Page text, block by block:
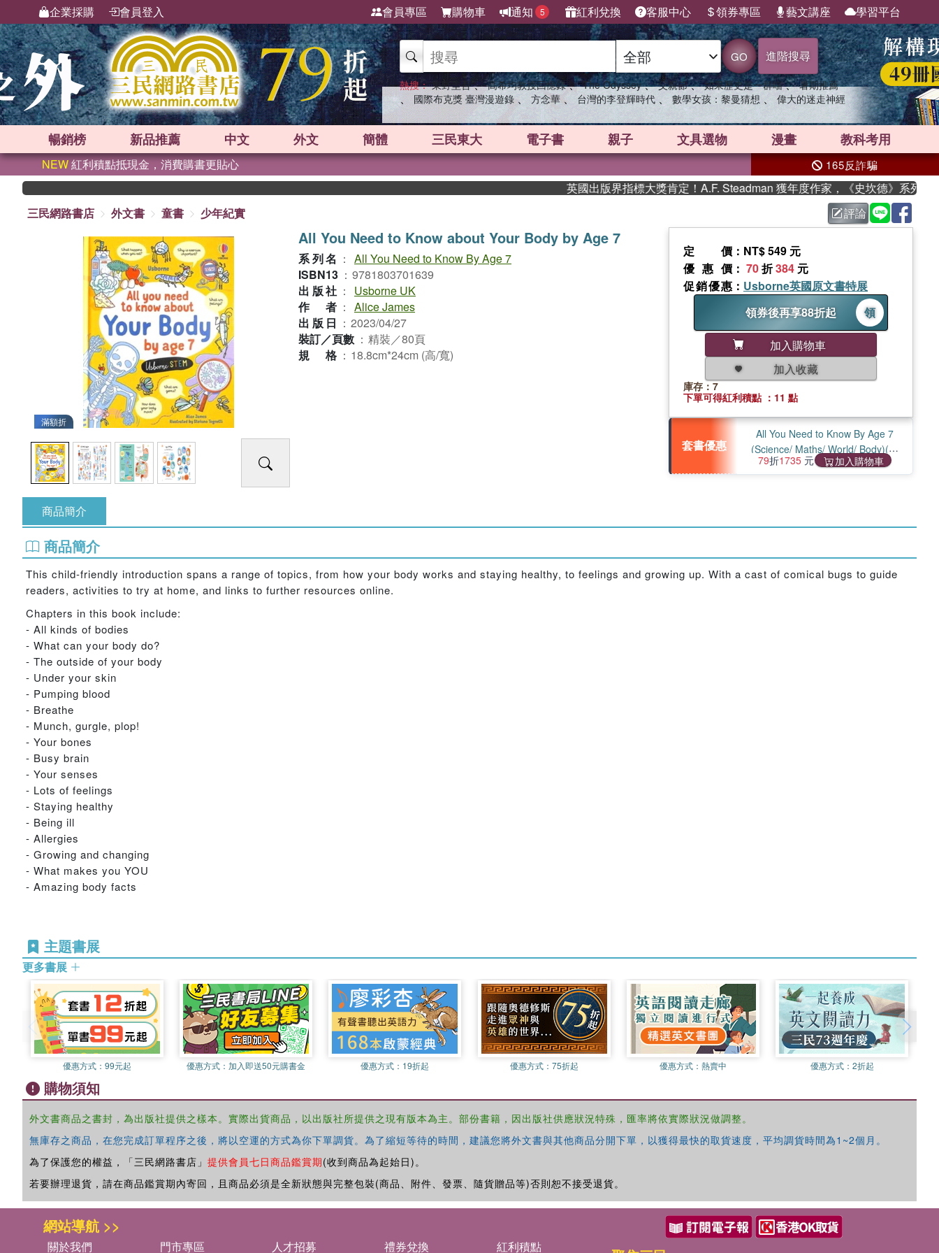
企業採購 會員登入 會員專區 購物車 通知 5 紅利兌換 客服中心 領券專區 藝文講座 學習平台
GO 進階搜尋
熱搜： 東野圭吾 、 高希均教授回憶錄 、 The Odyssey 、 父親節 、 如果歷史是一群喵 、 暑期推薦
、 國際布克獎 臺灣漫遊錄 、 方念華 、 台灣的李登輝時代 、 數學女孩：黎曼猜想 、 偉大的迷走神經
暢銷榜 新品推薦 中文 外文 簡體 三民東大 電子書 親子 文具選物 漫畫 教科考用
NEW紅利積點抵現金，消費購書更貼心 165反詐騙
英國出版界指標大獎肯定！A.F. Steadman 獲年度作家，《史坎德》系列帶你踏
三民網路書店
外文書 童書 少年紀實 評論
滿額折
All You Need to Know about Your Body by Age 7
系列名 ： All You Need to Know By Age 7
ISBN13 ： 9781803701639
出版社 ：
Usborne UK
作者 ： Alice James
出版日 ： 2023/04/27
裝訂／頁數 ： 精裝／80頁
規格 ： 18.8cm*24cm (高/寬)
定價 ：NT$ 549 元
優惠價 ： 70折384 元
促銷優惠 ： Usborne英國原文書特展
領券後再享88折起
領
加入購物車
加入收藏
庫存：7
下單可得紅利積點 ：11 點
套書優惠
All You Need to Know By Age 7
(Science/ Maths/ World/ Body)(共
4本)
79折1735 元 加入購物車
商品簡介
商品簡介
This child-friendly introduction spans a range of topics, from how your body works and staying healthy, to feelings and growing up. With a cast of comical bugs to guide
readers, activities to try at home, and links to further resources online.
Chapters in this book include:
- All kinds of bodies
- What can your body do?
- The outside of your body
- Under your skin
- Pumping blood
- Breathe
- Munch, gurgle, plop!
- Your bones
- Busy brain
- Your senses
- Lots of feelings
- Staying healthy
- Being ill
- Allergies
- Growing and changing
- What makes you YOU
- Amazing body facts
主題書展
更多書展
優惠方式： 99元起 優惠方式： 加入即送50元購書金 優惠方式： 19折起 優惠方式： 75折起 優惠方式： 熱賣中 優惠方式： 2折起
購物須知
外文書商品之書封，為出版社提供之樣本。實際出貨商品，以出版社所提供之現有版本為主。部份書籍，因出版社供應狀況特殊，匯率將依實際狀況做調整。
無庫存之商品，在您完成訂單程序之後，將以空運的方式為你下單調貨。為了縮短等待的時間，建議您將外文書與其他商品分開下單，以獲得最快的取貨速度，平均調貨時間為1~2個月。
為了保護您的權益，「三民網路書店」 提供會員七日商品鑑賞期(收到商品為起始日)。
若要辦理退貨，請在商品鑑賞期內寄回，且商品必須是全新狀態與完整包裝(商品、附件、發票、隨貨贈品等)否則恕不接受退貨。
網站導航 >>
關於我們 門市專區 人才招募 禮券兌換
紅利積點